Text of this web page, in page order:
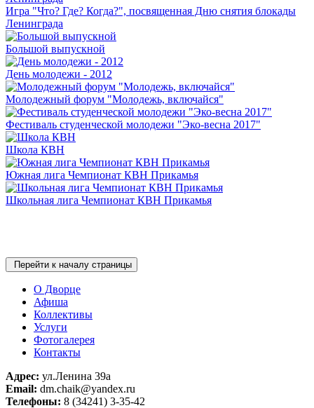
Игра "Что? Где? Когда?", посвященная Дню снятия блокады
Ленинграда
Большой выпускной
День молодежи - 2012
Молодежный форум "Молодежь, включайся"
Фестиваль студенческой молодежи "Эко-весна 2017"
Школа КВН
Южная лига Чемпионат КВН Прикамья
Школьная лига Чемпионат КВН Прикамья
Перейти к началу страницы
О Дворце
Афиша
Коллективы
Услуги
Фотогалерея
Контакты
Адрес: ул.Ленина 39а
Email: dm.chaik@yandex.ru
Телефоны: 8 (34241) 3-35-42